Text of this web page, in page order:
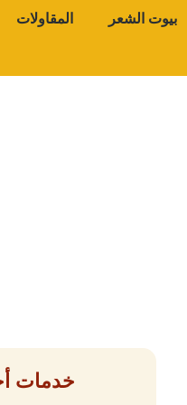
بيوت الشعر المقاولات
خدمات